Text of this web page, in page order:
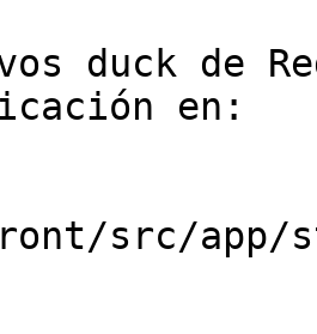
duck de
en:
src/app/